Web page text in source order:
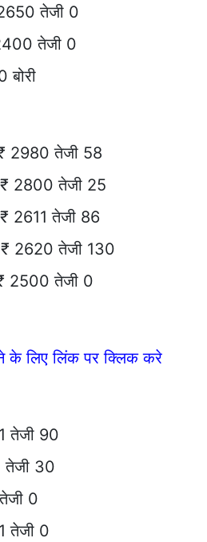
तेजी 0
तेजी 0
2980 तेजी 58
₹ 2800 तेजी 25
2611 तेजी 86
₹ 2620 तेजी 130
2500 तेजी 0
के लिए लिंक पर क्लिक करे
तेजी 90
तेजी 30
0
तेजी 0